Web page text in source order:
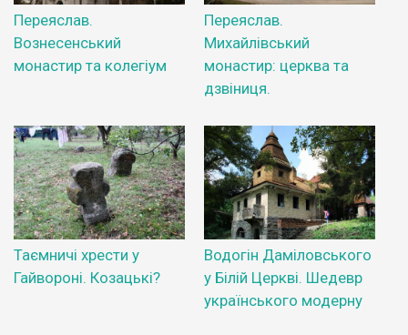
Переяслав.
Вознесенський
монастир та колегіум
Переяслав.
Михайлівський
монастир: церква та
дзвіниця.
Таємничі хрести у
Гайвороні. Козацькі?
Водогін Даміловського
у Білій Церкві. Шедевр
українського модерну